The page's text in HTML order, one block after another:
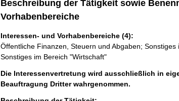
Beschreibung der Tätigkeit sowie
Vorhabenbereiche
Interessen- und Vorhabenbereiche (4):
Öffentliche Finanzen, Steuern und Abgaben;
Sonstiges im Bereich "Wirtschaft"
Die Interessenvertretung wird ausschließlich in
Beauftragung Dritter wahrgenommen.